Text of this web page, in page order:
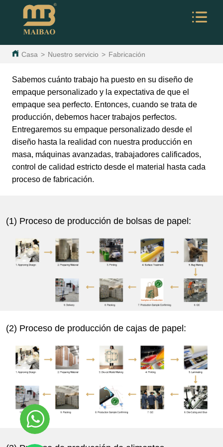
Casa > Nuestro servicio > Fabricación
Sabemos cuánto trabajo ha puesto en su diseño de
empaque personalizado y la expectativa de que el
empaque sea perfecto. Entonces, cuando se trata de
producción, debemos hacer trabajos perfectos.
Entregaremos su empaque personalizado desde el
diseño hasta la realidad con nuestra producción en
masa, máquinas avanzadas, trabajadores calificados,
control de calidad estricto desde el material hasta cada
proceso de fabricación.
(1) Proceso de producción de bolsas de papel:
(2) Proceso de producción de cajas de papel: